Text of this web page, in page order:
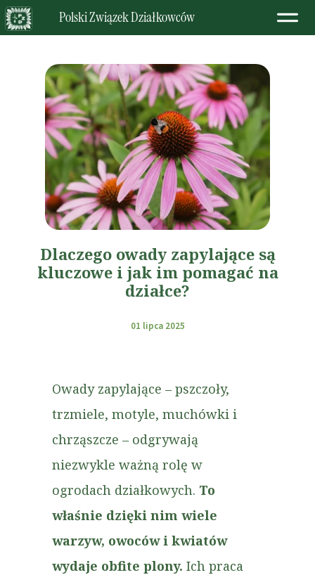
Polski Związek Działkowców
01 lipca 2025
Dlaczego owady zapylające są
kluczowe i jak im pomagać na
działce?
Owady zapylające – pszczoły,
trzmiele, motyle, muchówki i
chrząszcze – odgrywają
niezwykle ważną rolę w
ogrodach działkowych. To
właśnie dzięki nim wiele
warzyw, owoców i kwiatów
wydaje obfite plony. Ich praca